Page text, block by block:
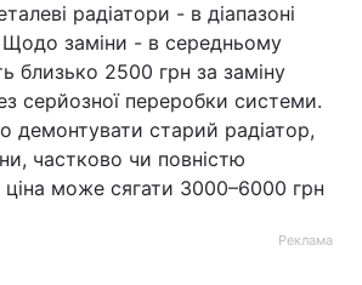
радіатори - в діапазоні
заміни - в середньому
близько 2500 грн за заміну
серйозної переробки системи.
демонтувати старий радіатор,
частково чи повністю
ціна може сягати 3000–6000 грн
Реклама